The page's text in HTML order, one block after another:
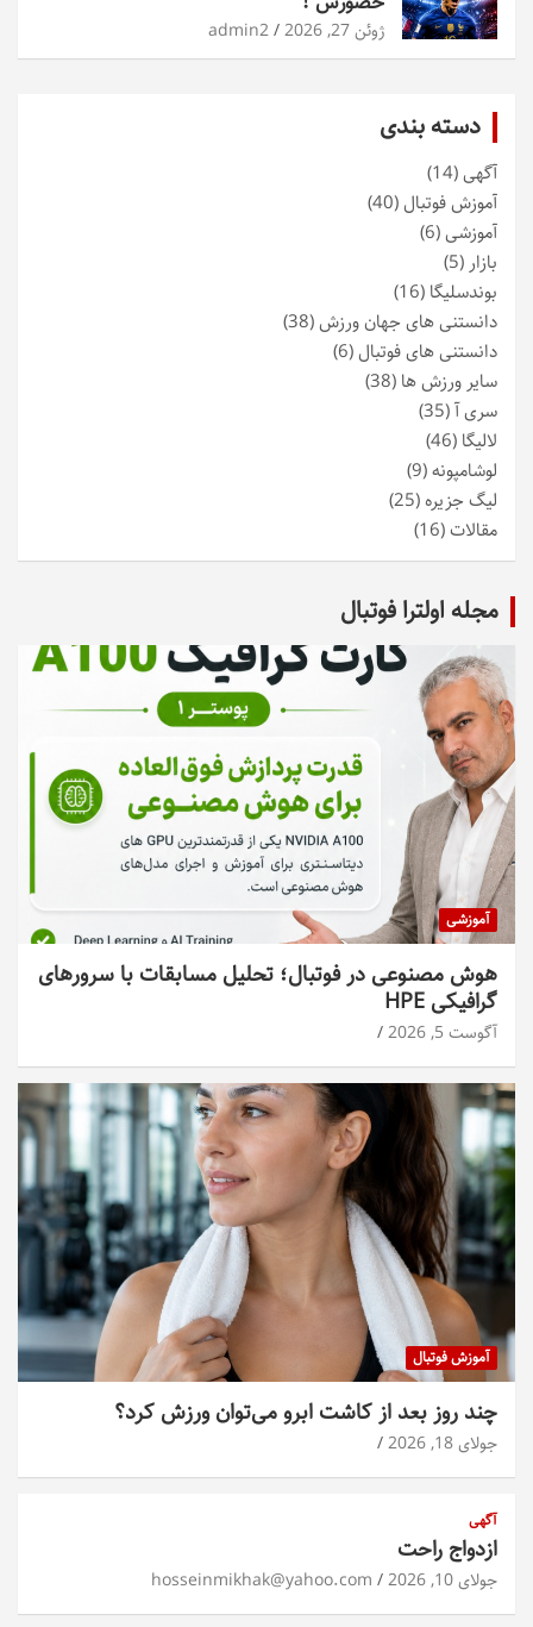
ژوئن 27, 2026 admin2
دسته بندی
آگهی(14)
آموزش فوتبال(40)
آموزشی(6)
بازار (5)
بوندسلیگا (16)
دانستنی های جهان ورزش(38)
دانستنی های فوتبال(6)
سایر ورزش ها (38)
سری آ(35)
لالیگا (46)
لوشامپونه(9)
لیگ جزیره(25)
مقالات(16)
مجله اولترا فوتبال
آموزشی
هوش مصنوعی در فوتبال؛ تحلیل مسابقات با سرورهای
گرافیکی HPE
آگوست 5, 2026
آموزش فوتبال
چند روز بعد از کاشت ابرو می‌توان ورزش کرد؟
جولای 18, 2026
آگهی
ازدواج راحت
جولای 10, 2026 hosseinmikhak@yahoo.com